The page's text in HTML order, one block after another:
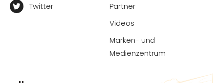
Twitter
Partner
Videos
Marken- und
Medienzentrum